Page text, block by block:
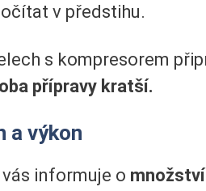
v předstihu.
s kompresorem
přípravy kratší.
a výkon
informuje o